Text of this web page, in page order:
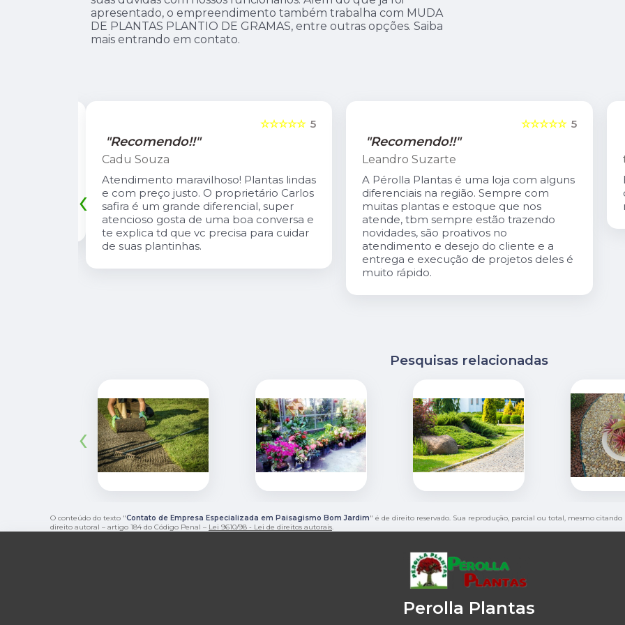
apresentado, o empreendimento também trabalha com MUDA
DE PLANTAS PLANTIO DE GRAMAS, entre outras opções. Saiba
mais entrando em contato.
5
☆☆☆☆☆
"Recomendo!!"
Leandro Suzarte
A Pérolla Plantas é uma loja com alguns
diferenciais na região. Sempre com
muitas plantas e estoque que nos
atende, tbm sempre estão trazendo
novidades, são proativos no
atendimento e desejo do cliente e a
muito rápido.
5
☆☆☆☆☆
"Recomendo!!"
tereza coutinho
Excelente atendimento. O Carlis,dono
da loja é especialmente gentil. A loja é
maravilhosa!
‹
Pesquisas relacionadas
‹
O conteúdo do texto "Contato de Empresa Especializada em Paisagismo Bom Jardim" é de direito reservado. Sua reprodução, parcial ou total, mesmo
direito autoral – artigo 184 do Código Penal – Lei 9610/98 - Lei de direitos autorais.
Perolla Plantas